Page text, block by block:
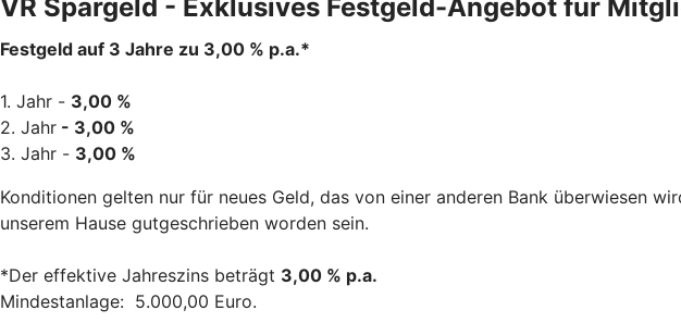
VR Spargeld - Exklusives Festgeld-Angebot für
Festgeld auf 3 Jahre zu 3,00 % p.a.*
1. Jahr - 3,00 %
2. Jahr - 3,00 %
3. Jahr - 3,00 %
Konditionen gelten nur für neues Geld, das von einer anderen Bank überwiesen
unserem Hause gutgeschrieben worden sein.
*Der effektive Jahreszins beträgt 3,00 % p.a.
Mindestanlage: 5.000,00 Euro.